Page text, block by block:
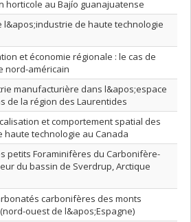
horticole au Bajío guanajuatense
l&apos;industrie de haute technologie
et économie régionale : le cas de
nord-américain
manufacturière dans l&apos;espace
de la région des Laurentides
et comportement spatial des
haute technologie au Canada
petits Foraminifères du Carbonifère-
du bassin de Sverdrup, Arctique
carbonifères des monts
ouest de l&apos;Espagne)